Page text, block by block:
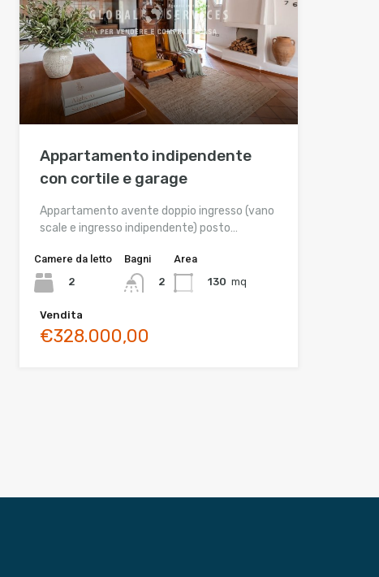
Appartamento indipendente
con cortile e garage
Appartamento avente doppio ingresso (vano
scale e ingresso indipendente) posto…
Camere da letto
2
Bagni
2
Area
130 mq
Vendita
€328.000,00